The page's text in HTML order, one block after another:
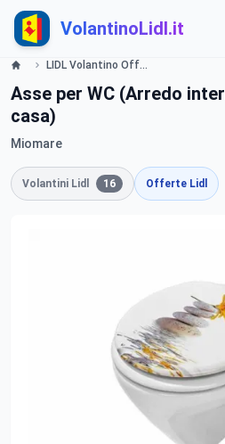
VolantinoLidl.it
LIDL Volantino Offerte e Promozioni - Bagno - Offerte valide dal 16 maggio 2016 Lidl
Asse per WC (Arredo
casa)
Miomare
Volantini Lidl 16 Offerte Lidl